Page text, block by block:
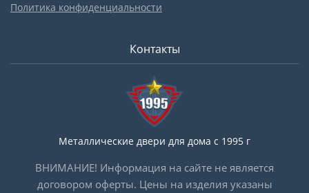
Политика конфиденциальности
Контакты
Металлические двери для дома с 1995 г
ВНИМАНИЕ! Информация на сайте не является
договором оферты. Цены на изделия указаны